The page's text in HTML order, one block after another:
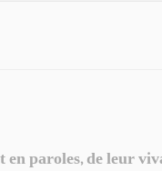
en paroles, de leur